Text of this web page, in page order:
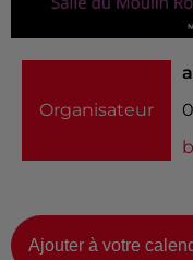
Organisateur
Ajouter à votre